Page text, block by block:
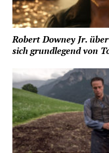
Robert Downey Jr.
sich grundlegend von